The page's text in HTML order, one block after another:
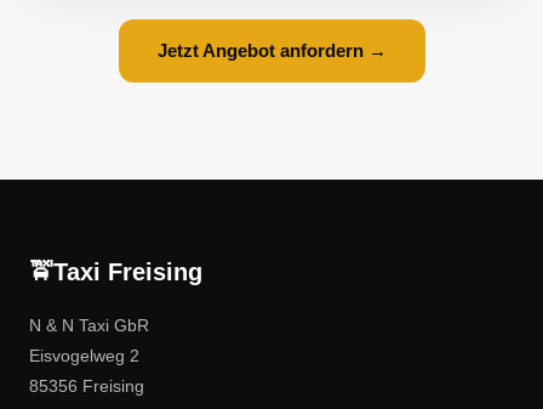
Jetzt Angebot anfordern →
🚖Taxi Freising
N & N Taxi GbR
Eisvogelweg 2
85356 Freising